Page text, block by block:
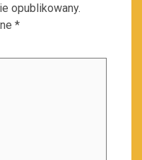
opublikowany.
*